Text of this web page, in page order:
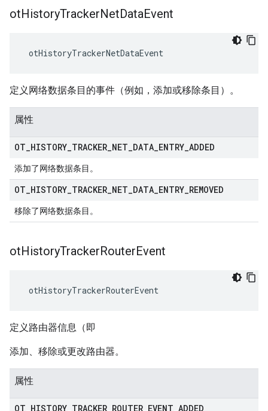
otHistoryTrackerNetDataEvent
otHistoryTrackerNetDataEvent
定义网络数据条目的事件（例如，添加或移除条目）。
属性
OT HISTORY TRACKER NET DATA ENTRY ADDED
添加了网络数据条目。
OT HISTORY TRACKER NET DATA ENTRY REMOVED
移除了网络数据条目。
otHistoryTrackerRouterEvent
otHistoryTrackerRouterEvent
定义路由器信息（即
添加、移除或更改路由器。
属性
OT HISTORY TRACKER ROUTER EVENT ADDED